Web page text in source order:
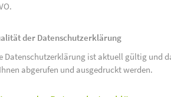
der Datenschutzerklärung
Datenschutzerklärung ist aktuell gültig und
abgerufen und ausgedruckt werden.